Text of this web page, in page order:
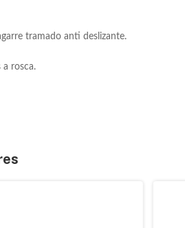
tramado anti deslizante.
a rosca.